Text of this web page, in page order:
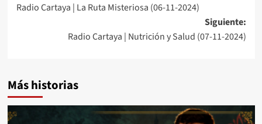
Radio Cartaya | La Ruta Misteriosa (06-11-2024)
Siguiente:
Radio Cartaya | Nutrición y Salud (07-11-2024)
Más historias